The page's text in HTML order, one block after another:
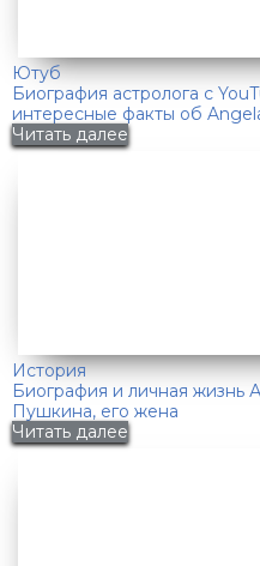
Ютуб
Биография астролога с
интересные факты об
Читать далее
История
Биография и личная жизнь
Пушкина, его жена
Читать далее